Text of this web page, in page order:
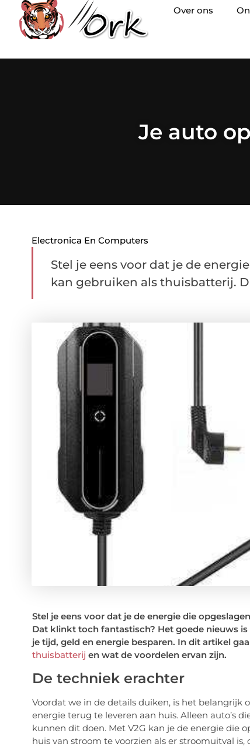
Over ons
Je auto
Electronica En Computers
Stel je eens voor dat je de
kan gebruiken als thuisbatterij.
Stel je eens voor dat je de energie die
Dat klinkt toch fantastisch? Het goede nieuws
je tijd, geld en energie besparen. In dit artikel
thuisbatterij en wat de voordelen ervan zijn.
De techniek erachter
Voordat we in de details duiken, is het belangrijk
energie terug te leveren aan huis. Alleen auto’s
kunnen dit doen. Met V2G kan je de energie die
huis van stroom te voorzien als er stroomuitval